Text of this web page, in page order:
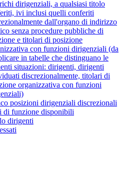
dirigenziali, a qualsiasi titolo
ivi inclusi quelli conferiti
dall'organo di indirizzo
senza procedure pubbliche di
e titolari di posizione
con funzioni dirigenziali (da
in tabelle che distinguano le
situazioni: dirigenti, dirigenti
discrezionalmente, titolari di
organizzativa con funzioni
posizioni dirigenziali discrezionali
di funzione disponibili
dirigenti